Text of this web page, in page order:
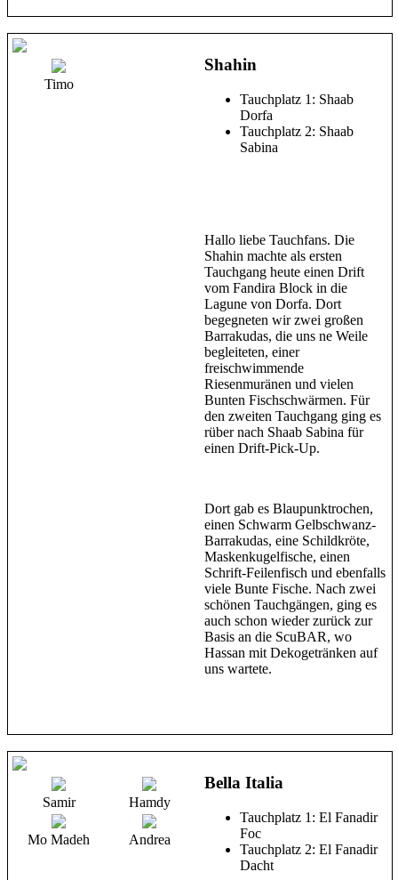
Timo
Shahin
Tauchplatz 1: Shaab
Dorfa
Tauchplatz 2: Shaab
Sabina
Hallo liebe Tauchfans. Die
Shahin machte als ersten
Tauchgang heute einen Drift
vom Fandira Block in die
Lagune von Dorfa. Dort
begegneten wir zwei großen
Barrakudas, die uns ne Weile
begleiteten, einer
freischwimmende
Riesenmuränen und vielen
Bunten Fischschwärmen. Für
den zweiten Tauchgang ging es
rüber nach Shaab Sabina für
einen Drift-Pick-Up.
Dort gab es Blaupunktrochen,
einen Schwarm Gelbschwanz-
Barrakudas, eine Schildkröte,
Maskenkugelfische, einen
Schrift-Feilenfisch und ebenfalls
viele Bunte Fische. Nach zwei
schönen Tauchgängen, ging es
auch schon wieder zurück zur
Basis an die ScuBAR, wo
Hassan mit Dekogetränken auf
uns wartete.
Samir Hamdy
Mo Madeh Andrea
Bella Italia
Tauchplatz 1: El Fanadir
Foc
Tauchplatz 2: El Fanadir
Dacht